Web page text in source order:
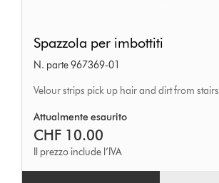
per
imbottiti
Spazzola per imbottiti
N. parte 967369-01
Velour strips pick up hair and dirt from stairs
Attualmente esaurito
CHF 10.00
Il prezzo include l’IVA